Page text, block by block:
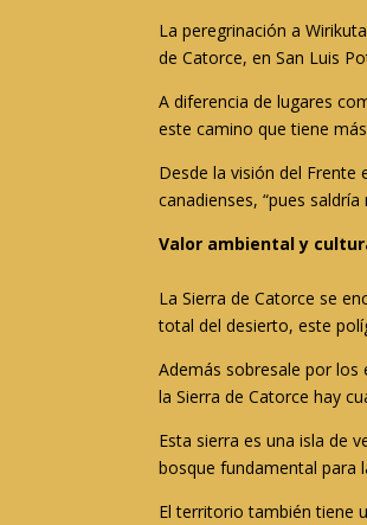
La peregrinación a
de Catorce, en San Luis
A diferencia de lugares
este camino que tiene
Desde la visión del Frente
canadienses, “pues
Valor ambiental y
La Sierra de Catorce se
total del desierto, este
Además sobresale por los
la Sierra de Catorce hay
Esta sierra es una isla de
bosque fundamental para
El territorio también tiene